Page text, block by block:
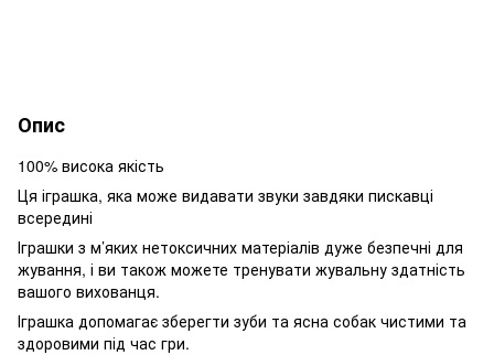
Опис
100% висока якість
Ця іграшка, яка може видавати звуки завдяки пискавці
всередині
Іграшки з м’яких нетоксичних матеріалів дуже безпечні для
жування, і ви також можете тренувати жувальну здатність
вашого вихованця.
Іграшка допомагає зберегти зуби та ясна собак чистими та
здоровими під час гри.